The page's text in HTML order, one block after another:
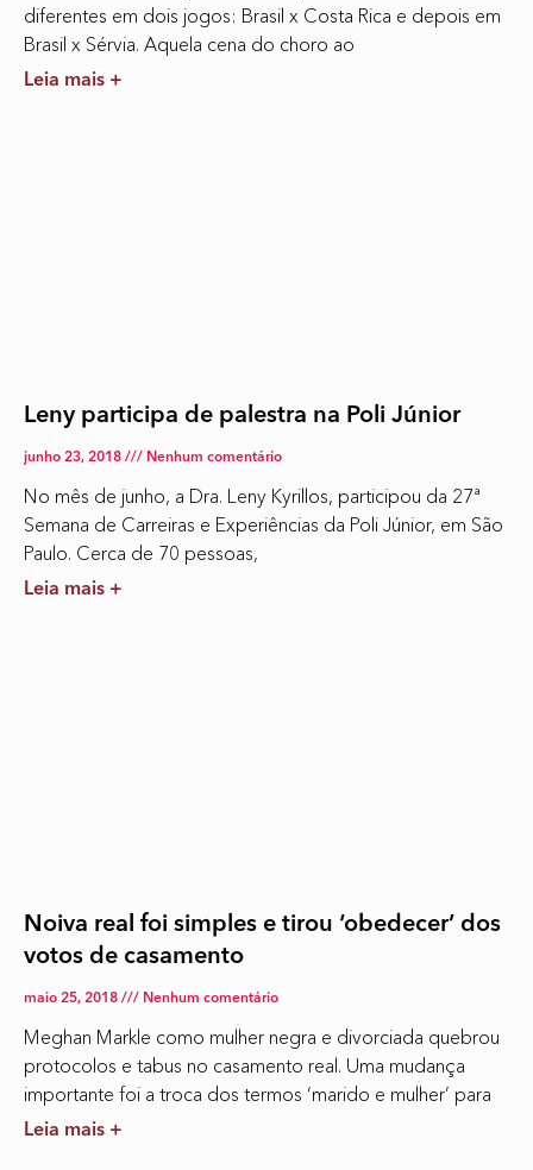
diferentes em dois jogos: Brasil x Costa Rica e depois em
Brasil x Sérvia. Aquela cena do choro ao
Leia mais +
Leny participa de palestra na Poli Júnior
junho 23, 2018 Nenhum comentário
No mês de junho, a Dra. Leny Kyrillos, participou da 27ª
Semana de Carreiras e Experiências da Poli Júnior, em São
Paulo. Cerca de 70 pessoas,
Leia mais +
Noiva real foi simples e tirou ‘obedecer’ dos
votos de casamento
maio 25, 2018 Nenhum comentário
Meghan Markle como mulher negra e divorciada quebrou
protocolos e tabus no casamento real. Uma mudança
importante foi a troca dos termos ‘marido e mulher’ para
Leia mais +